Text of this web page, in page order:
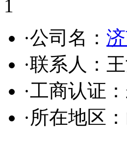
1
·公司名：
·联系人：
·工商认证：
·所在地区